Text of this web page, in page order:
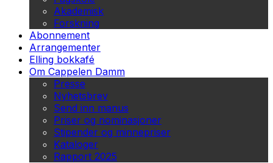
Akademisk
Forskning
Abonnement
Arrangementer
Elling bokkafé
Om Cappelen Damm
Presse
Nyhetsbrev
Send inn manus
Priser og nominasjoner
Stipender og minnepriser
Kataloger
Rapport 2025